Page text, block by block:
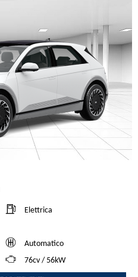
Elettrica
Automatico
76cv / 56kW